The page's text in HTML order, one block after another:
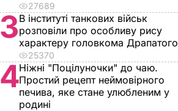
27689
3В інституті танкових військ
розповіли про особливу рису
характеру головкома Драпатого
25370
4Ніжні "Поцілуночки" до чаю.
Простий рецепт неймовірного
печива, яке стане улюбленим у
родині